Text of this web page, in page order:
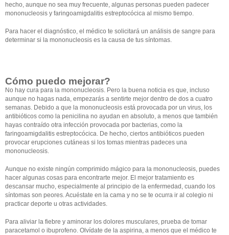
hecho, aunque no sea muy frecuente, algunas personas pueden padecer
mononucleosis y faringoamigdalitis estreptocócica al mismo tiempo.
Para hacer el diagnóstico, el médico te solicitará un análisis de sangre para
determinar si la mononucleosis es la causa de tus síntomas.
Cómo puedo mejorar?
No hay cura para la mononucleosis. Pero la buena noticia es que, incluso
aunque no hagas nada, empezarás a sentirte mejor dentro de dos a cuatro
semanas. Debido a que la mononucleosis está provocada por un virus, los
antibióticos como la penicilina no ayudan en absoluto, a menos que también
hayas contraído otra infección provocada por bacterias, como la
faringoamigdalitis estreptocócica. De hecho, ciertos antibióticos pueden
provocar erupciones cutáneas si los tomas mientras padeces una
mononucleosis.
Aunque no existe ningún comprimido mágico para la mononucleosis, puedes
hacer algunas cosas para encontrarte mejor. El mejor tratamiento es
descansar mucho, especialmente al principio de la enfermedad, cuando los
síntomas son peores. Acuéstate en la cama y no se te ocurra ir al colegio ni
practicar deporte u otras actividades.
Para aliviar la fiebre y aminorar los dolores musculares, prueba de tomar
paracetamol o ibuprofeno. Olvídate de la aspirina, a menos que el médico te